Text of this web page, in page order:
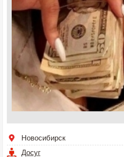
Новосибирск
Досуг